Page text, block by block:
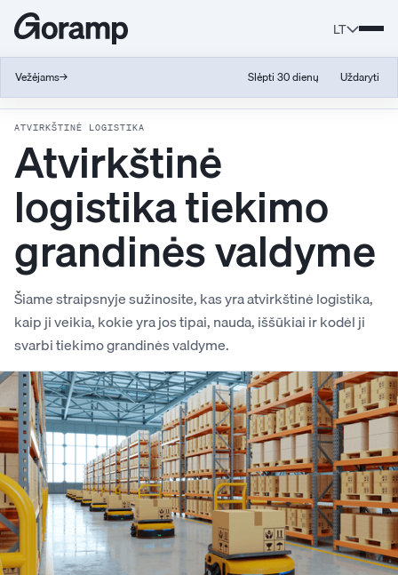
LT
Vežėjams→ Slėpti 30 dienų Uždaryti
Atgal į žodynėlį
ATVIRKŠTINĖ LOGISTIKA
Atvirkštinė
logistika tiekimo
grandinės valdyme
Šiame straipsnyje sužinosite, kas yra atvirkštinė logistika,
kaip ji veikia, kokie yra jos tipai, nauda, iššūkiai ir kodėl ji
svarbi tiekimo grandinės valdyme.